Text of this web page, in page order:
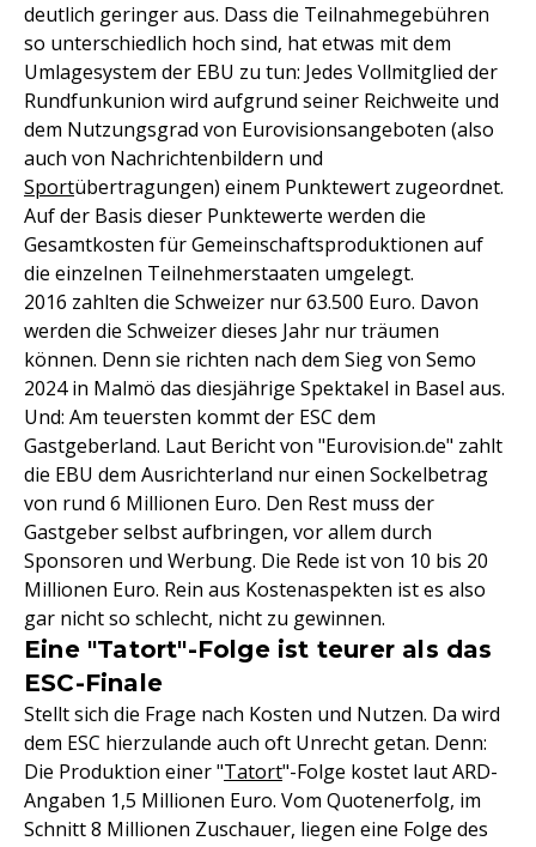
deutlich geringer aus. Dass die Teilnahmegebühren
so unterschiedlich hoch sind, hat etwas mit dem
Umlagesystem der EBU zu tun: Jedes Vollmitglied der
Rundfunkunion wird aufgrund seiner Reichweite und
dem Nutzungsgrad von Eurovisionsangeboten (also
auch von Nachrichtenbildern und
Sportübertragungen) einem Punktewert zugeordnet.
Auf der Basis dieser Punktewerte werden die
Gesamtkosten für Gemeinschaftsproduktionen auf
die einzelnen Teilnehmerstaaten umgelegt.
2016 zahlten die Schweizer nur 63.500 Euro. Davon
werden die Schweizer dieses Jahr nur träumen
können. Denn sie richten nach dem Sieg von Semo
2024 in Malmö das diesjährige Spektakel in Basel aus.
Und: Am teuersten kommt der ESC dem
Gastgeberland. Laut Bericht von "Eurovision.de" zahlt
die EBU dem Ausrichterland nur einen Sockelbetrag
von rund 6 Millionen Euro. Den Rest muss der
Gastgeber selbst aufbringen, vor allem durch
Sponsoren und Werbung. Die Rede ist von 10 bis 20
Millionen Euro. Rein aus Kostenaspekten ist es also
gar nicht so schlecht, nicht zu gewinnen.
Eine "Tatort"-Folge ist teurer als das
ESC-Finale
Stellt sich die Frage nach Kosten und Nutzen. Da wird
dem ESC hierzulande auch oft Unrecht getan. Denn:
Die Produktion einer "Tatort"-Folge kostet laut ARD-
Angaben 1,5 Millionen Euro. Vom Quotenerfolg, im
Schnitt 8 Millionen Zuschauer, liegen eine Folge des